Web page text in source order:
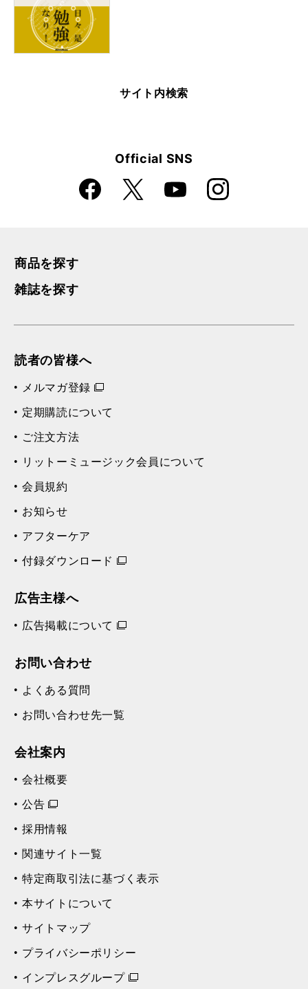
サイト内検索
Official SNS
Faceboo
k
X YouTube Instagra
m
商品を探す
雑誌を探す
読者の皆様へ
メルマガ登録
定期購読について
ご注文方法
リットーミュージック会員について
会員規約
お知らせ
アフターケア
付録ダウンロード
広告主様へ
広告掲載について
お問い合わせ
よくある質問
お問い合わせ先一覧
会社案内
会社概要
公告
採用情報
関連サイト一覧
特定商取引法に基づく表示
本サイトについて
サイトマップ
プライバシーポリシー
インプレスグループ